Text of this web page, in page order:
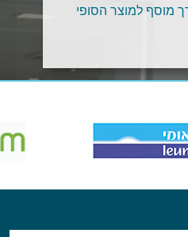
מוסף למוצר הסופי